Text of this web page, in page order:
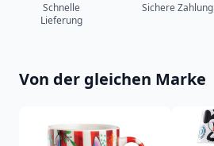
Schnelle
Lieferung
Sichere Zahlung
Von der gleichen Marke